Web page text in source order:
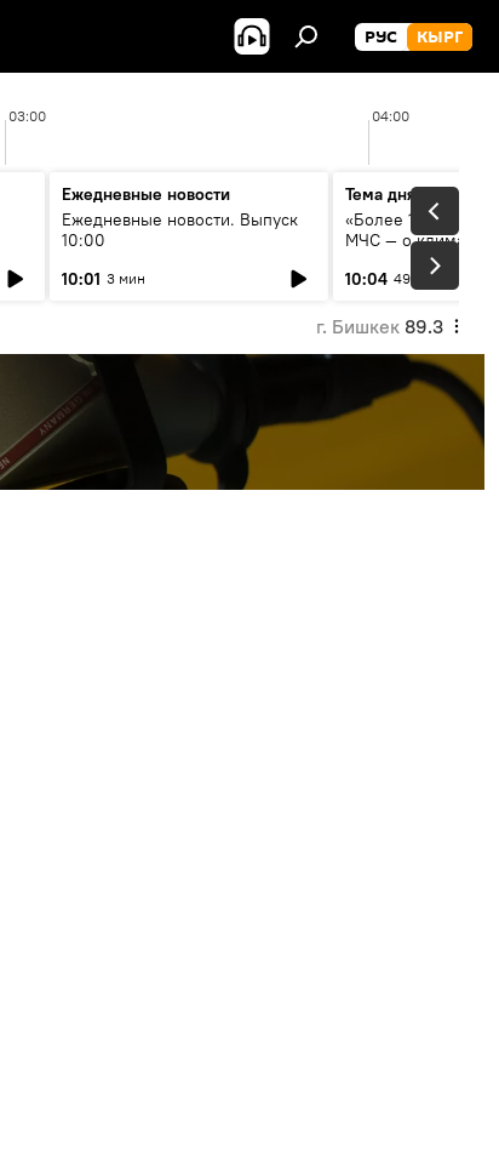
РУС КЫРГ
03:00 04:00
Ежедневные новости
Ежедневные новости. Выпуск
10:00
10:01 3 мин
Тема дня
«Более 1200 сёл в
МЧС — о климате,
системе
населения
10:04 49 мин
г. Бишкек 89.3